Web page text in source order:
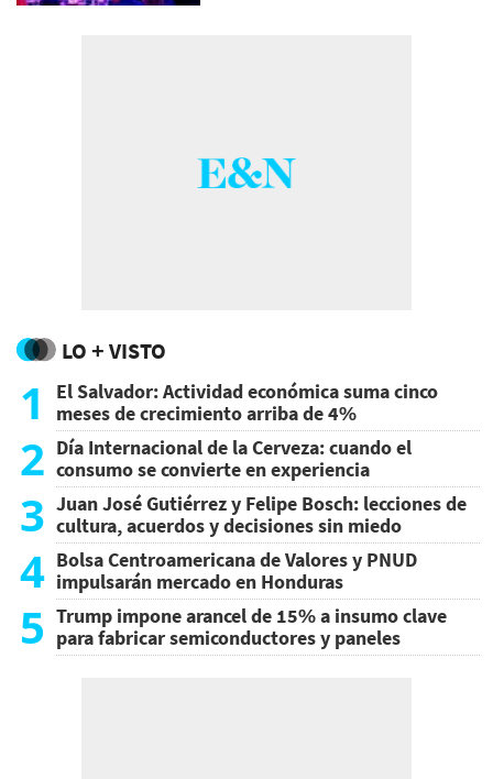
LO + VISTO
1
El Salvador: Actividad económica suma cinco
meses de crecimiento arriba de 4%
2 Día Internacional de la Cerveza: cuando el
consumo se convierte en experiencia
3 Juan José Gutiérrez y Felipe Bosch: lecciones de
cultura, acuerdos y decisiones sin miedo
4 Bolsa Centroamericana de Valores y PNUD
impulsarán mercado en Honduras
5 Trump impone arancel de 15% a insumo clave
para fabricar semiconductores y paneles